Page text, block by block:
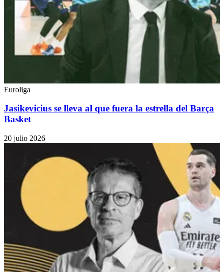
Euroliga
Jasikevicius se lleva al que fuera la estrella del Barça
Basket
20 julio 2026